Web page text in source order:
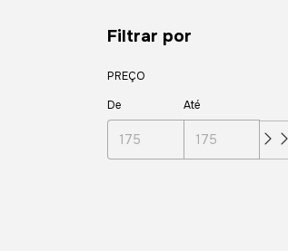
Filtrar por
PREÇO
De
Até